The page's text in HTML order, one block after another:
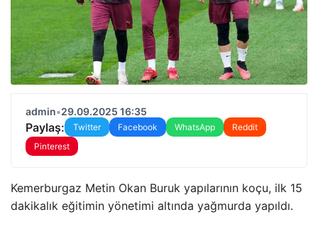
admin•29.09.2025 16:35
Paylaş: Twitter Facebook WhatsApp
Reddit
Pinterest
Kemerburgaz Metin Okan Buruk yapılarının koçu, ilk 15
dakikalık eğitimin yönetimi altında yağmurda yapıldı.